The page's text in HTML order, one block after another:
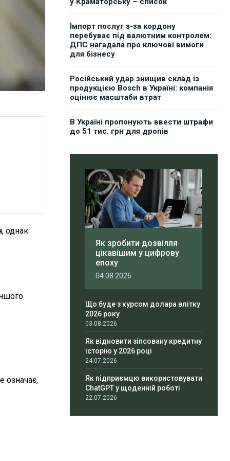
, однак
означає,
Імпорт послуг з-за кордону
перебуває під валютним контролем:
ДПС нагадала про ключові вимоги
для бізнесу
Російський удар знищив склад із
продукцією Bosch в Україні: компанія
оцінює масштаби втрат
В Україні пропонують ввести штрафи
до 51 тис. грн для дропів
Як зробити дозвілля
цікавішим у цифрову
епоху
04.08.2026
Що буде з курсом долара влітку
2026 року
03.08.2026
Як відновити зіпсовану кредитну
історію у 2026 році
24.07.2026
Як підприємцю використовувати
ChatGPT у щоденній роботі
22.07.2026